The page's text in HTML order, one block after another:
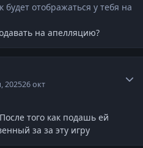
будет отображаться у тебя на
на апелляцию?
202526 окт
того как подашь ей
за за эту игру